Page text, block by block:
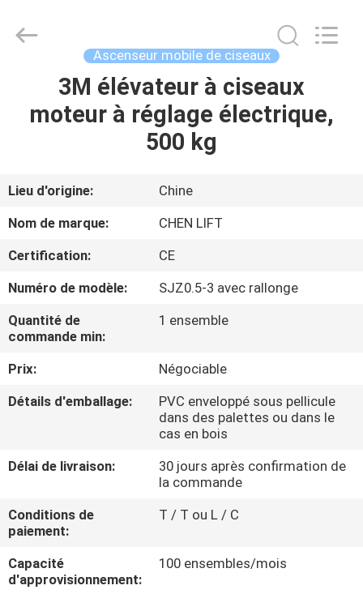
PRODUITS
À
DE
NOUS
VISITE
DE
DE
LA
QUALITÉ
MACHINERY
Ascenseur mobile de ciseaux
3M élévateur à ciseaux
moteur à réglage électrique,
500 kg
Lieu d'origine:
Chine
Nom de marque:
CHEN LIFT
Certification:
CE
Numéro de modèle:
SJZ0.5-3 avec rallonge
Quantité de
commande min:
1 ensemble
Prix:
Négociable
Détails d'emballage:
PVC enveloppé sous pellicule
dans des palettes ou dans le
cas en bois
Délai de livraison:
30 jours après confirmation de
la commande
Conditions de
paiement:
T / T ou L / C
Capacité
d'approvisionnement:
100 ensembles/mois